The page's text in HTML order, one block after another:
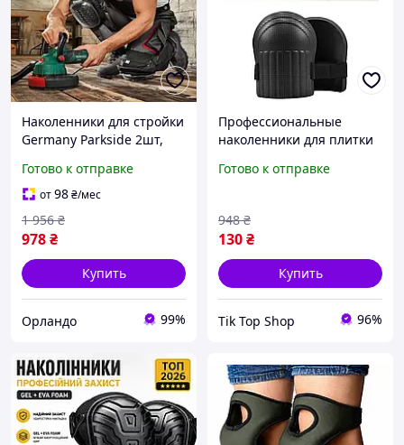
Наколенники для стройки
Germany Parkside 2шт,
профессионалов, OLN
Готово к отправке
от98₴/мес
978₴
1 956 ₴
Купить
Орландо 99%
Профессиональные
наколенники для плитки
EVA пена с липучкой для
коленях
Готово к отправке
130₴
948 ₴
Купить
Tik Top Shop 96%